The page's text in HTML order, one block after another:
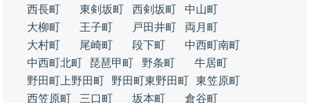
西長町
東剣坂町 西剣坂町
中山町
大柳町
王子町 戸田井町
両月町
大村町
尾崎町 段下町
中西町南町
中西町北町
琵琶甲町 野条町
牛居町
野田町上野田町
野田町東野田町 東笠原町
西笠原町
三口町 坂本町
倉谷町